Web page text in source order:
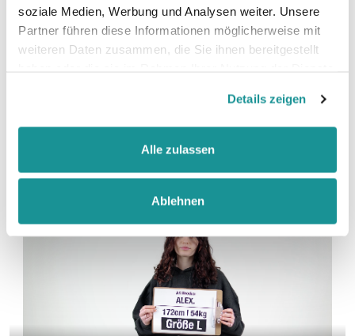
soziale Medien, Werbung und Analysen weiter. Unsere
Partner führen diese Informationen möglicherweise mit
weiteren Daten zusammen, die Sie ihnen bereitgestellt
Details zeigen
Alle zulassen
Ablehnen
Produkt-Video anschauen